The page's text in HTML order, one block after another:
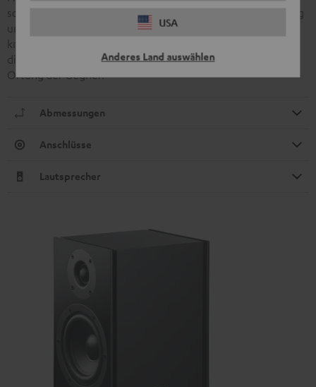
USA
Anderes Land auswählen
solche Dipolkonzeption erzeugt eine diffuse Raumabbildung
und ist der entscheidende Faktor für eine vor Spannung
knisternde, packende Atmosphäre. Fürs Gaming lassen sich
die Dipole umschalten zu Direktstrahlern für eine perfekte
Ortung der Gegner.
Abmessungen
Anschlüsse
Lautsprecher